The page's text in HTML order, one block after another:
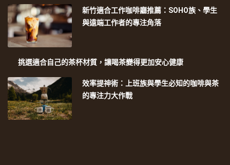
新竹適合工作咖啡廳推薦：SOHO族、學生
與遠端工作者的專注角落
挑選適合自己的茶杯材質，讓喝茶變得更加安心健康
效率提神術：上班族與學生必知的咖啡與茶
的專注力大作戰